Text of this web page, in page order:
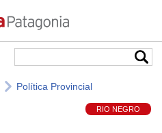
Política Provincial
RIO NEGRO